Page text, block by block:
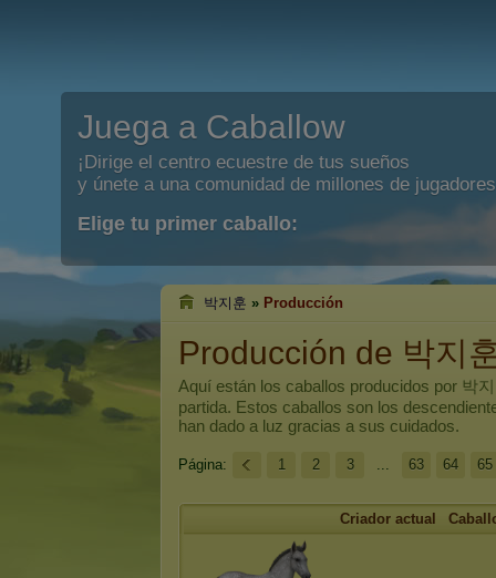
Juega a Caballow
¡Dirige el centro ecuestre de tus sueños
y únete a una comunidad de millones de
Elige tu primer caballo:
박지훈 » Producción
Producción de 박지
Aquí están los caballos producidos por 박
partida. Estos caballos son los
han dado a luz gracias a sus cuidados.
Página: 1 2 3 ... 63 64 65
Criador actual